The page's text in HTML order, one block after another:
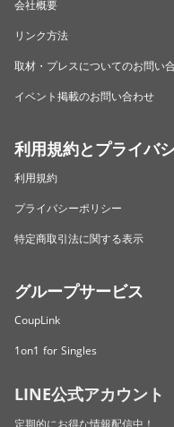
会社概要
リンク方法
取材・プレスについてのお問い
イベント掲載のお問い合わせ
利用規約とプライバ
利用規約
プライバシーポリシー
特定商取引法に関する表示
グループサービス
CoupLink
1on1 for Singles
LINE公式アカウント
定期的にお得な情報配信中！